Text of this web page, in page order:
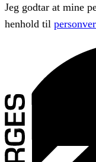
Jeg godtar at mine
henhold til